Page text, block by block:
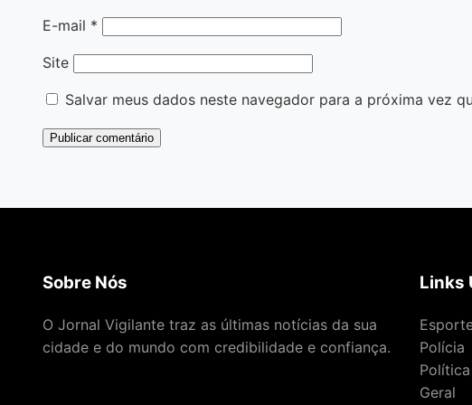
E-mail *
Site
Salvar meus dados neste navegador para a próxima vez
Sobre Nós
O Jornal Vigilante traz as últimas notícias da sua
cidade e do mundo com credibilidade e confiança.
Links
Polícia
Política
Geral